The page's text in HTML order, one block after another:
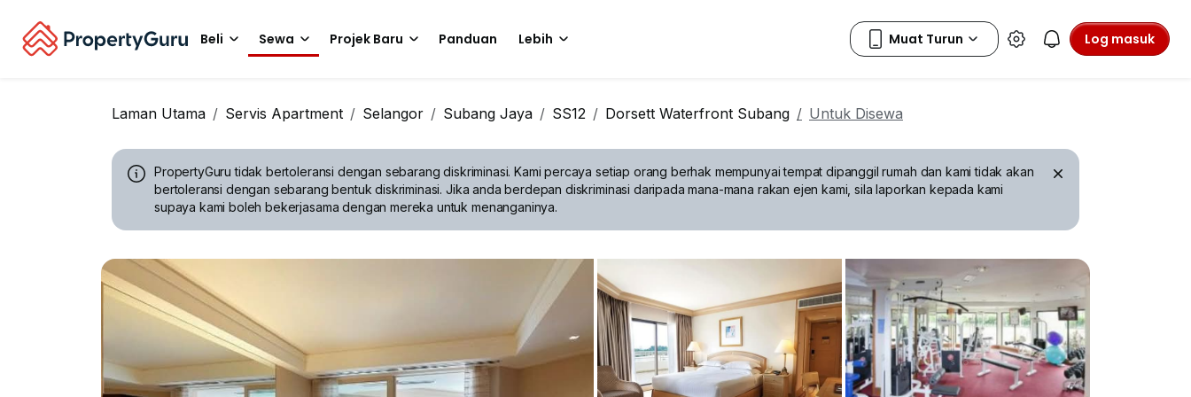
Beli Sewa Projek Baru Panduan Lebih Log masuk
Laman Utama Servis Apartment Selangor Subang Jaya SS12 Dorsett Waterfront Subang Untuk Disewa
PropertyGuru tidak bertoleransi dengan sebarang diskriminasi.Kami percaya setiap orang berhak mempunyai tempat dipanggil rumah dan kami tidak akan
bertoleransi dengan sebarang bentuk diskriminasi. Jika anda berdepan diskriminasi daripada mana-mana rakan ejen kami, sila laporkan kepada kami
supaya kami boleh bekerjasama dengan mereka untuk menanganinya.